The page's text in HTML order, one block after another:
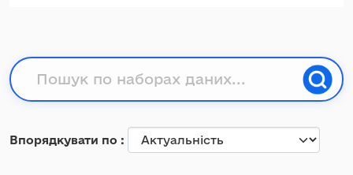
Впорядкувати по